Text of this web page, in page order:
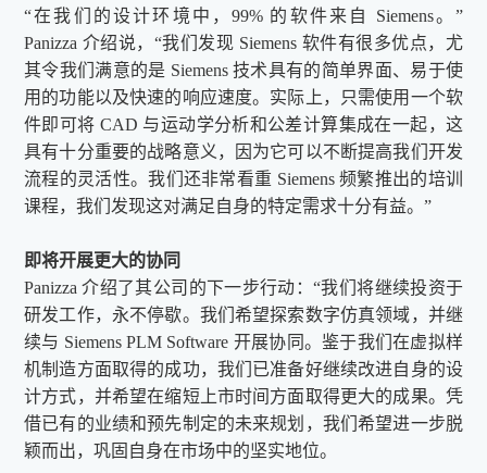
“在我们的设计环境中，99% 的软件来自 Siemens。”
Panizza 介绍说，“我们发现 Siemens 软件有很多优点，尤
其令我们满意的是 Siemens 技术具有的简单界面、易于使
用的功能以及快速的响应速度。实际上，只需使用一个软
件即可将 CAD 与运动学分析和公差计算集成在一起，这
具有十分重要的战略意义，因为它可以不断提高我们开发
流程的灵活性。我们还非常看重 Siemens 频繁推出的培训
课程，我们发现这对满足自身的特定需求十分有益。”
即将开展更大的协同
Panizza 介绍了其公司的下一步行动：“我们将继续投资于
研发工作，永不停歇。我们希望探索数字仿真领域，并继
续与 Siemens PLM Software 开展协同。鉴于我们在虚拟样
机制造方面取得的成功，我们已准备好继续改进自身的设
计方式，并希望在缩短上市时间方面取得更大的成果。凭
借已有的业绩和预先制定的未来规划，我们希望进一步脱
颖而出，巩固自身在市场中的坚实地位。